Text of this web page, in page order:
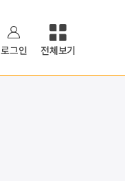
로그인 전체보기